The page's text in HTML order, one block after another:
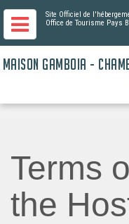
Site Officiel de
Office de Tourisme Pays
MAISON GAMBOIA -
Terms
the